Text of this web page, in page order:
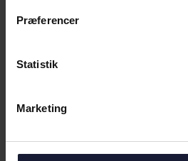
Præferencer
Statistik
Marketing